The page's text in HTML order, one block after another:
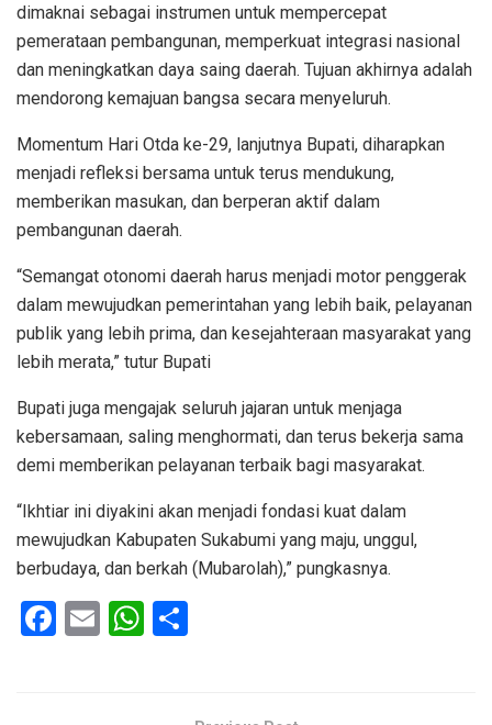
dimaknai sebagai instrumen untuk mempercepat
pemerataan pembangunan, memperkuat integrasi nasional
dan meningkatkan daya saing daerah. Tujuan akhirnya adalah
mendorong kemajuan bangsa secara menyeluruh.
Momentum Hari Otda ke-29, lanjutnya Bupati, diharapkan
menjadi refleksi bersama untuk terus mendukung,
memberikan masukan, dan berperan aktif dalam
pembangunan daerah.
“Semangat otonomi daerah harus menjadi motor penggerak
dalam mewujudkan pemerintahan yang lebih baik, pelayanan
publik yang lebih prima, dan kesejahteraan masyarakat yang
lebih merata,” tutur Bupati
Bupati juga mengajak seluruh jajaran untuk menjaga
kebersamaan, saling menghormati, dan terus bekerja sama
demi memberikan pelayanan terbaik bagi masyarakat.
“Ikhtiar ini diyakini akan menjadi fondasi kuat dalam
mewujudkan Kabupaten Sukabumi yang maju, unggul,
berbudaya, dan berkah (Mubarolah),” pungkasnya.
F
E
W